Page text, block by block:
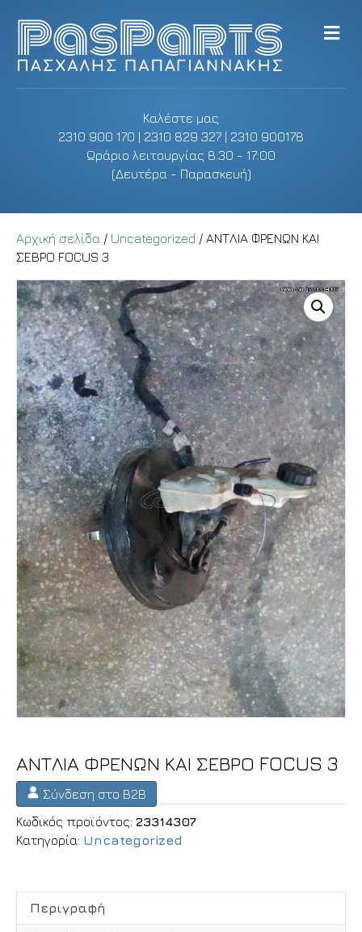
Καλέστε μας
2310 900 170 | 2310 829 327 | 2310 900178
Ωράριο λειτουργίας 8:30 - 17:00
(Δευτέρα - Παρασκευή)
M
e
Αρχική σελίδα / Uncategorized / ΑΝΤΛΙΑ ΦΡΕΝΩΝ ΚΑΙ
ΣΕΒΡΟ FOCUS 3
ΑΝΤΛΙΑ ΦΡΕΝΩΝ ΚΑΙ ΣΕΒΡΟ FOCUS 3
Σύνδεση στο B2B
Κωδικός προϊόντος: 23314307
Κατηγορία: Uncategorized
Περιγραφή